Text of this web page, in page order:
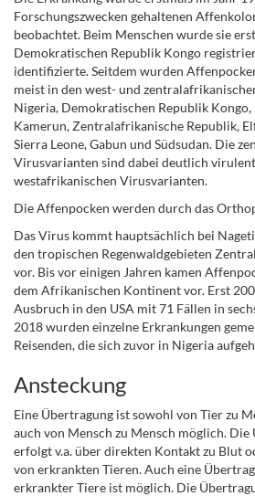
Forschungszwecken gehaltenen
beobachtet. Beim Menschen wurde sie
Demokratischen Republik Kongo
identifizierte. Seitdem wurden
meist in den west- und
Nigeria, Demokratischen Republik
Kamerun, Zentralafrikanische Republik,
Sierra Leone, Gabun und Südsudan. Die
Virusvarianten sind dabei deutlich
westafrikanischen Virusvarianten.
Die Affenpocken werden durch das
Das Virus kommt hauptsächlich bei
den tropischen Regenwaldgebieten
vor. Bis vor einigen Jahren kamen
dem Afrikanischen Kontinent vor. Erst
Ausbruch in den USA mit 71 Fällen in
2018 wurden einzelne Erkrankungen
Reisenden, die sich zuvor in Nigeria
Ansteckung
Eine Übertragung ist sowohl von Tier zu
auch von Mensch zu Mensch möglich. Die
erfolgt v.a. über direkten Kontakt zu Blut
von erkrankten Tieren. Auch eine
erkrankter Tiere ist möglich. Die